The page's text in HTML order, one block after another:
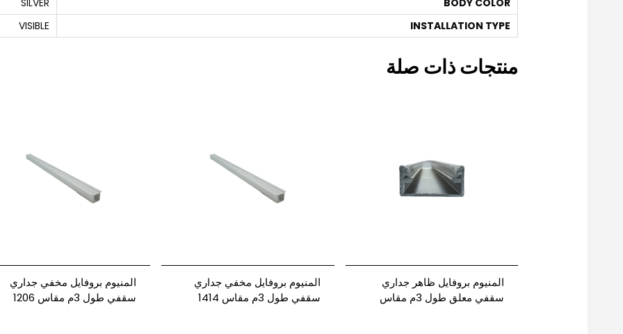
INSTALLATION TYPE
VISIBLE
منتجات ذات صلة
المنيوم بروفايل ظاهر جداري
سقفي معلق طول 3م مقاس
المنيوم بروفايل مخفي جداري
سقفي طول 3م مقاس 1414
المنيوم بروفايل مخفي جداري
سقفي طول 3م مقاس 1206